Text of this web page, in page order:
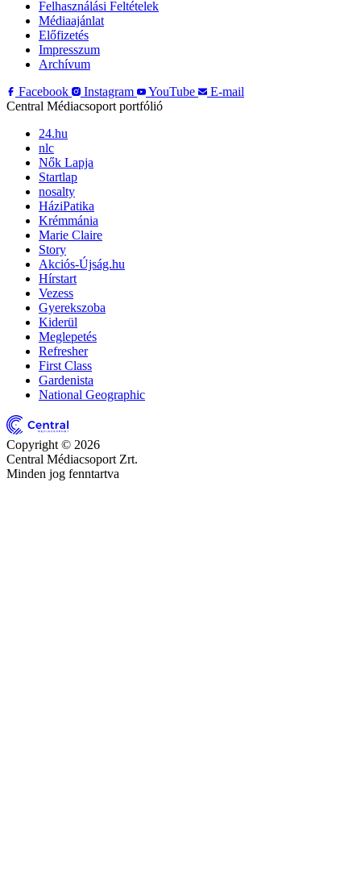
Felhasználási Feltételek
Médiaajánlat
Előfizetés
Impresszum
Archívum
Facebook
Instagram YouTube
E-mail
Central Médiacsoport portfólió
24.hu
nlc
Nők Lapja
Startlap
nosalty
HáziPatika
Krémmánia
Marie Claire
Story
Akciós-Újság.hu
Hírstart
Vezess
Gyerekszoba
Kiderül
Meglepetés
Refresher
First Class
Gardenista
National Geographic
Copyright © 2026
Central Médiacsoport Zrt.
Minden jog fenntartva